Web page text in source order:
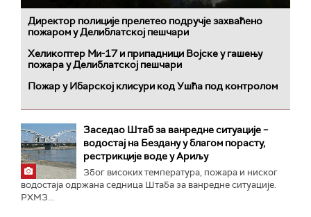
Директор полиције прелетео подручје захваћено
пожаром у Делиблатској пешчари
Хеликоптер Ми-17 и припадници Војске у гашењу
пожара у Делиблатској пешчари
Пожар у Ибарској клисури код Ушћа под контролом
Заседао Штаб за ванредне ситуације –
водостај на Бездану у благом порасту,
рестрикције воде у Ариљу
Због високих температура, пожара и ниског
водостаја одржана седница Штаба за ванредне ситуације.
РХМЗ...